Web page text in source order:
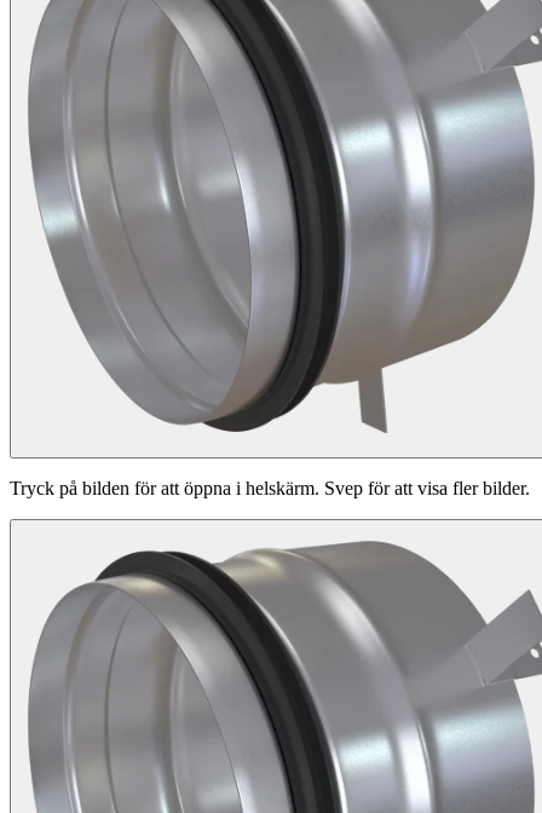
Tryck på bilden för att öppna i helskärm. Svep för att visa fler bilder.